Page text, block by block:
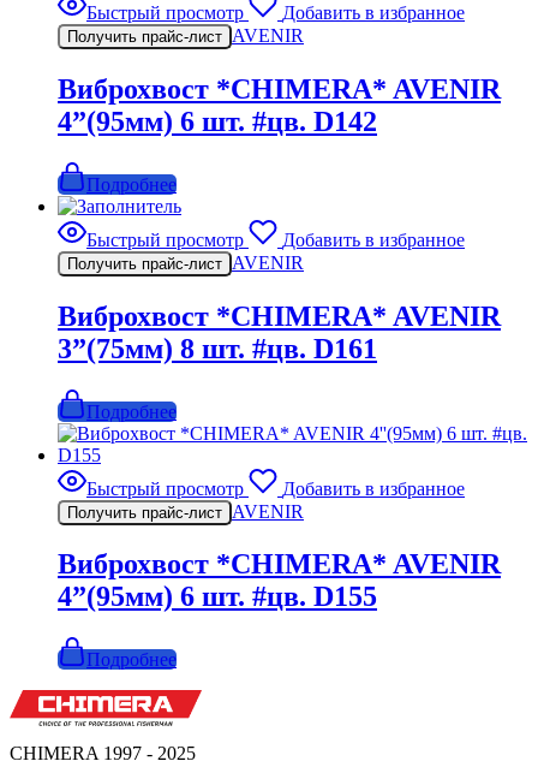
Быстрый просмотр Добавить в избранное
Получить прайс-лист AVENIR
Виброхвост *CHIMERA* AVENIR
4”(95мм) 6 шт. #цв. D142
Подробнее
Быстрый просмотр Добавить в избранное
Получить прайс-лист AVENIR
Виброхвост *CHIMERA* AVENIR
3”(75мм) 8 шт. #цв. D161
Подробнее
Быстрый просмотр Добавить в избранное
Получить прайс-лист AVENIR
Виброхвост *CHIMERA* AVENIR
4”(95мм) 6 шт. #цв. D155
Подробнее
CHIMERA 1997 - 2025